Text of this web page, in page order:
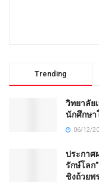
Trending
วิทยาลัย
นักศึกษา
06/12/
ประกาศ
รักษ์โลก
ชิงถ้วยพ